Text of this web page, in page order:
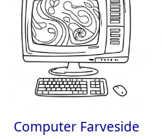
Computer Farveside